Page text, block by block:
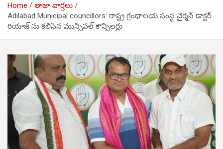
Home
తాజా వార్తలు
Adilabad Municipal councillors: రాష్ట్ర గ్రంథాలయ సంస్థ‌ చైర్మన్ డాక్టర్
రియాజ్ ను క‌లిసిన మున్సిపల్ కౌన్సిలర్లు